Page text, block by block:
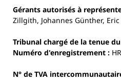
Gérants autorisés à
Zillgith, Johannes Günther,
Tribunal chargé de la tenue
Numéro d'enregistrement :
N° de TVA